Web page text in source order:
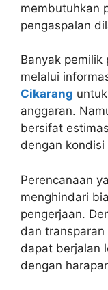
membutuhkan
pengaspalan
Banyak pemilik
melalui
Cikarang
anggaran.
bersifat
dengan
Perencanaan
menghindari
pengerjaan.
dan
dapat berjalan
dengan